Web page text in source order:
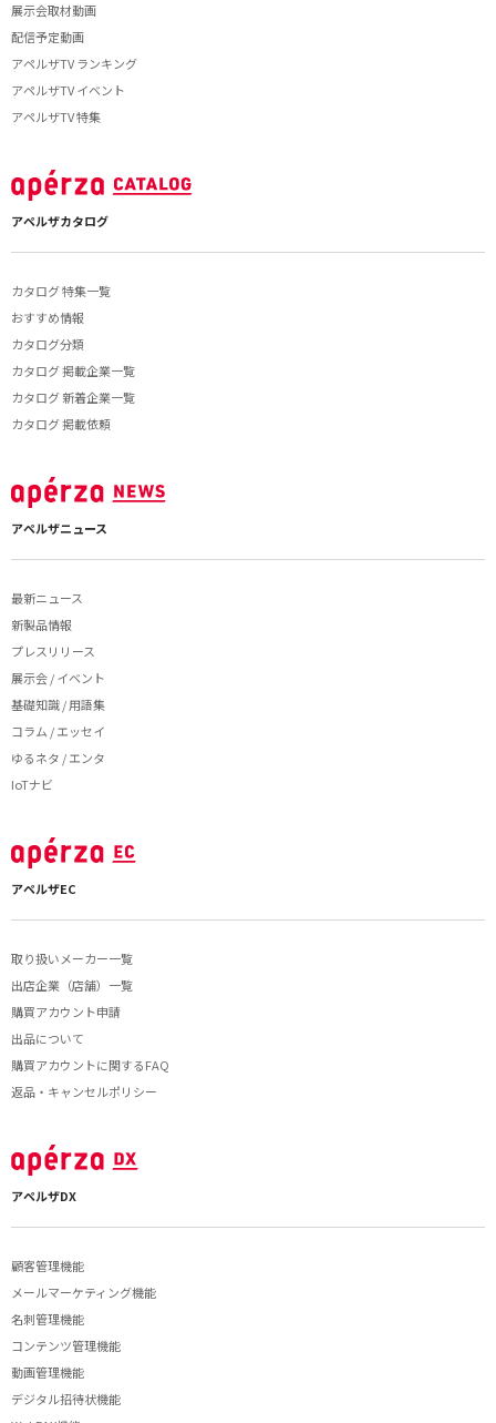
展示会取材動画
配信予定動画
アペルザTV ランキング
アペルザTV イベント
アペルザTV 特集
アペルザカタログ
カタログ 特集一覧
おすすめ情報
カタログ分類
カタログ 掲載企業一覧
カタログ 新着企業一覧
カタログ 掲載依頼
アペルザニュース
最新ニュース
新製品情報
プレスリリース
展示会 / イベント
基礎知識 / 用語集
コラム / エッセイ
ゆるネタ / エンタ
IoTナビ
アペルザEC
取り扱いメーカー一覧
出店企業（店舗）一覧
購買アカウント申請
出品について
購買アカウントに関するFAQ
返品・キャンセルポリシー
アペルザDX
顧客管理機能
メールマーケティング機能
名刺管理機能
コンテンツ管理機能
動画管理機能
デジタル招待状機能